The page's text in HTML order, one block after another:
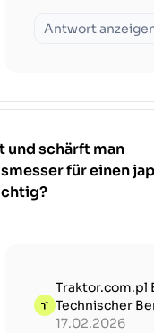
Antwort
und schärft man
für einen
Traktor.com.pl
Technischer
17.02.2026